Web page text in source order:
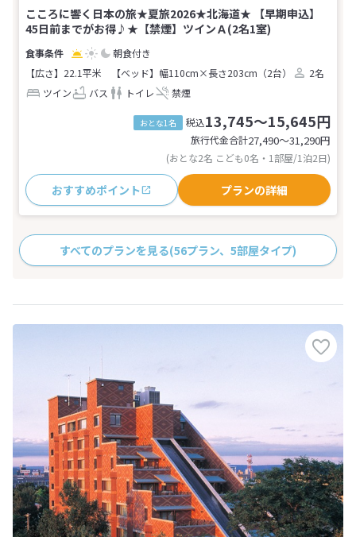
こころに響く日本の旅★夏旅2026★北海道★ 【早期申込】
45日前までがお得♪★【禁煙】ツインＡ(2名1室)
朝食付き
【広さ】22.1平米
【ベッド】幅110cm×長さ203cm（2台）
2名
ツイン
バス トイレ 禁煙
おとな1名 税込13,745～15,645円
旅行代金合計27,490〜31,290円
(おとな2名 こども0名・1部屋/1泊2日)
おすすめポイント プランの詳細
すべてのプランを見る(56プラン、5部屋タイプ)